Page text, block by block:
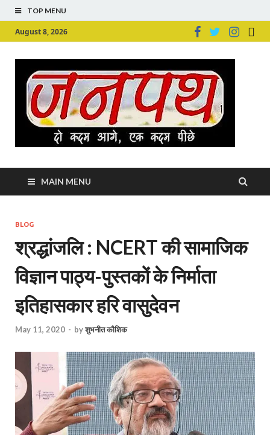
TOP MENU
August 8, 2026
MAIN MENU
BLOG
श्रद्धांजलि : NCERT की सामाजिक
विज्ञान पाठ्य-पुस्तकों के निर्माता
इतिहासकार हरि वासुदेवन
May 11, 2020 - byशुभनीत कौशिक